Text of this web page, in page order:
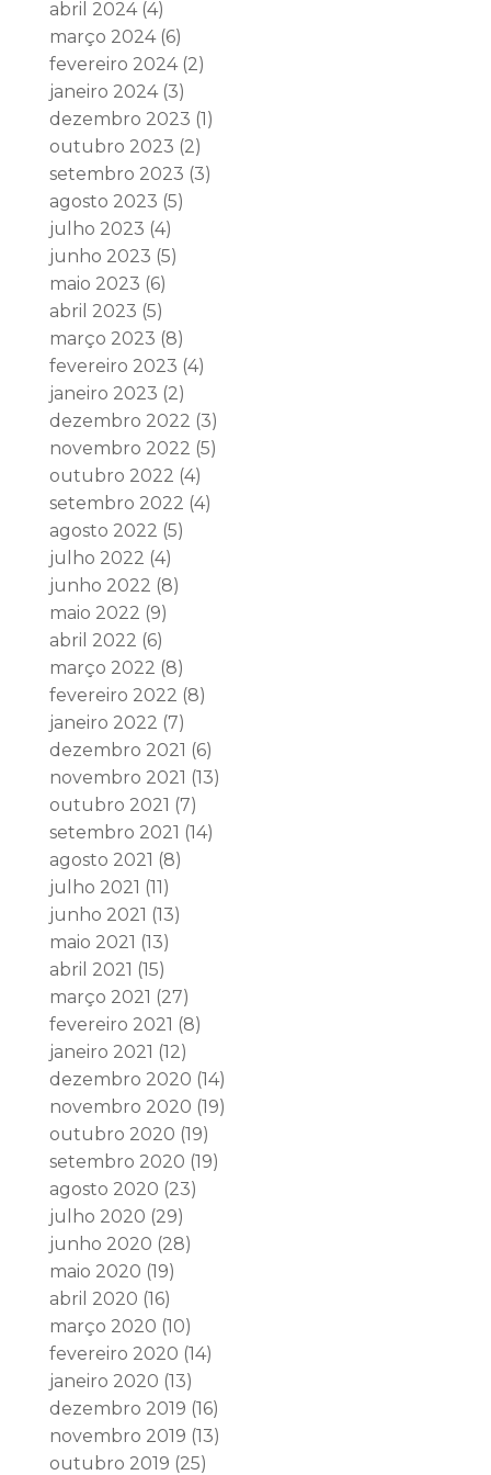
abril 2024(4)
março 2024(6)
fevereiro 2024(2)
janeiro 2024(3)
dezembro 2023 (1)
outubro 2023 (2)
setembro 2023 (3)
agosto 2023 (5)
julho 2023 (4)
junho 2023 (5)
maio 2023 (6)
abril 2023 (5)
março 2023 (8)
fevereiro 2023 (4)
janeiro 2023 (2)
dezembro 2022 (3)
novembro 2022 (5)
outubro 2022 (4)
setembro 2022 (4)
agosto 2022 (5)
julho 2022 (4)
junho 2022 (8)
maio 2022 (9)
abril 2022 (6)
março 2022 (8)
fevereiro 2022 (8)
janeiro 2022 (7)
dezembro 2021 (6)
novembro 2021 (13)
outubro 2021 (7)
setembro 2021 (14)
agosto 2021 (8)
julho 2021 (11)
junho 2021 (13)
maio 2021 (13)
abril 2021 (15)
março 2021 (27)
fevereiro 2021 (8)
janeiro 2021 (12)
dezembro 2020 (14)
novembro 2020 (19)
outubro 2020 (19)
setembro 2020 (19)
agosto 2020 (23)
julho 2020 (29)
junho 2020 (28)
maio 2020 (19)
abril 2020 (16)
março 2020 (10)
fevereiro 2020 (14)
janeiro 2020 (13)
dezembro 2019 (16)
novembro 2019 (13)
outubro 2019 (25)